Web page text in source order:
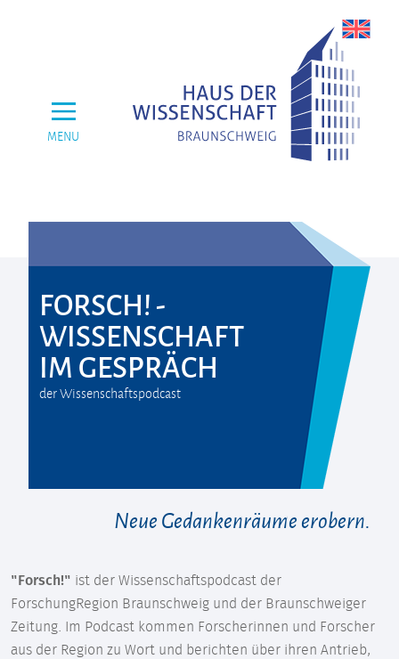
MENU
FORSCH! -
WISSENSCHAFT
IM GESPRÄCH
der Wissenschaftspodcast
Neue Gedankenräume erobern.
"Forsch!" ist der Wissenschaftspodcast der
ForschungRegion Braunschweig und der Braunschweiger
Zeitung. Im Podcast kommen Forscherinnen und Forscher
aus der Region zu Wort und berichten über ihren Antrieb,